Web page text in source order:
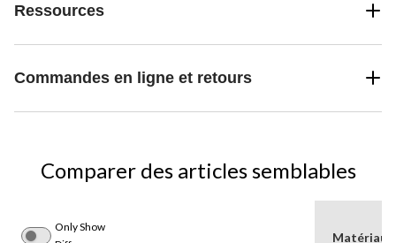
Ressources
Commandes en ligne et retours
Comparer des articles semblables
Only Show
Matériau